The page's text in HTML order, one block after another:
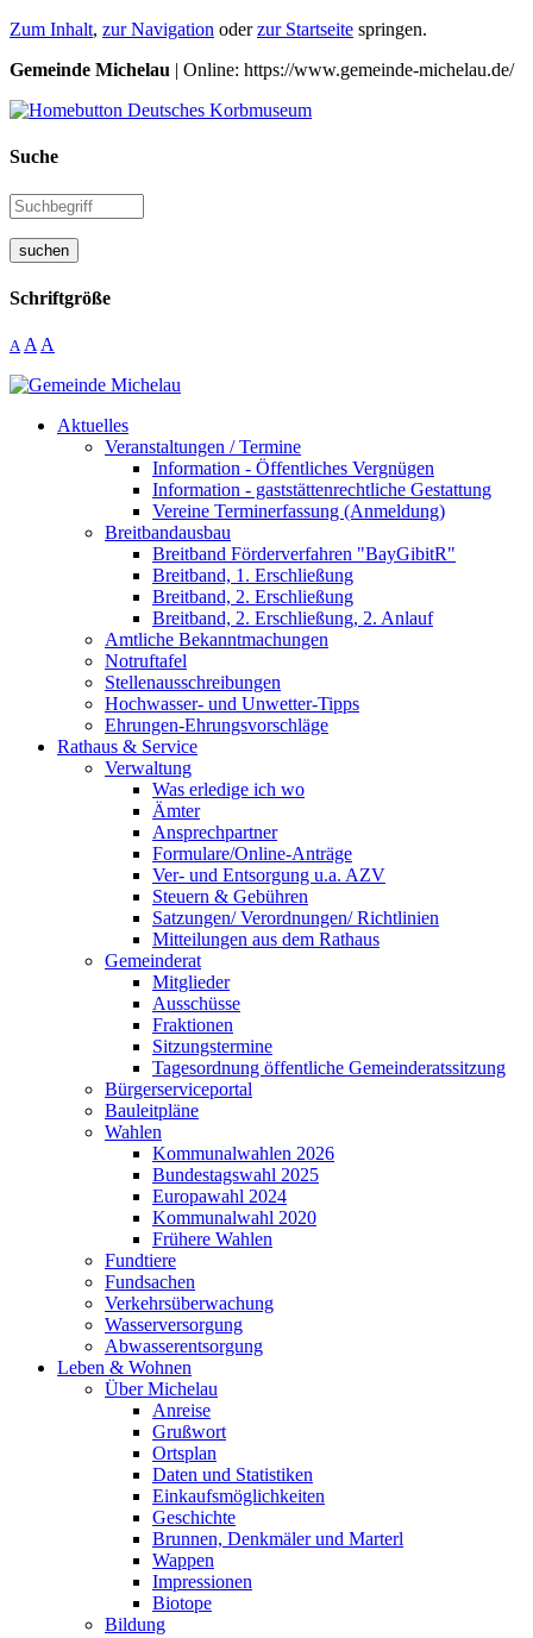
Zum Inhalt, zur Navigation oderzur Startseite springen.
Gemeinde Michelau | Online: https://www.gemeinde-michelau.de/
Suche
suchen
Schriftgröße
A A A
Aktuelles
Veranstaltungen / Termine
Information - Öffentliches Vergnügen
Information - gaststättenrechtliche Gestattung
Vereine Terminerfassung (Anmeldung)
Breitbandausbau
Breitband Förderverfahren "BayGibitR"
Breitband, 1. Erschließung
Breitband, 2. Erschließung
Breitband, 2. Erschließung, 2. Anlauf
Amtliche Bekanntmachungen
Notruftafel
Stellenausschreibungen
Hochwasser- und Unwetter-Tipps
Ehrungen-Ehrungsvorschläge
Rathaus & Service
Verwaltung
Was erledige ich wo
Ämter
Ansprechpartner
Formulare/Online-Anträge
Ver- und Entsorgung u.a. AZV
Steuern & Gebühren
Satzungen/ Verordnungen/ Richtlinien
Mitteilungen aus dem Rathaus
Gemeinderat
Mitglieder
Ausschüsse
Fraktionen
Sitzungstermine
Tagesordnung öffentliche Gemeinderatssitzung
Bürgerserviceportal
Bauleitpläne
Wahlen
Kommunalwahlen 2026
Bundestagswahl 2025
Europawahl 2024
Kommunalwahl 2020
Frühere Wahlen
Fundtiere
Fundsachen
Verkehrsüberwachung
Wasserversorgung
Abwasserentsorgung
Leben & Wohnen
Über Michelau
Anreise
Grußwort
Ortsplan
Daten und Statistiken
Einkaufsmöglichkeiten
Geschichte
Brunnen, Denkmäler und Marterl
Wappen
Impressionen
Biotope
Bildung